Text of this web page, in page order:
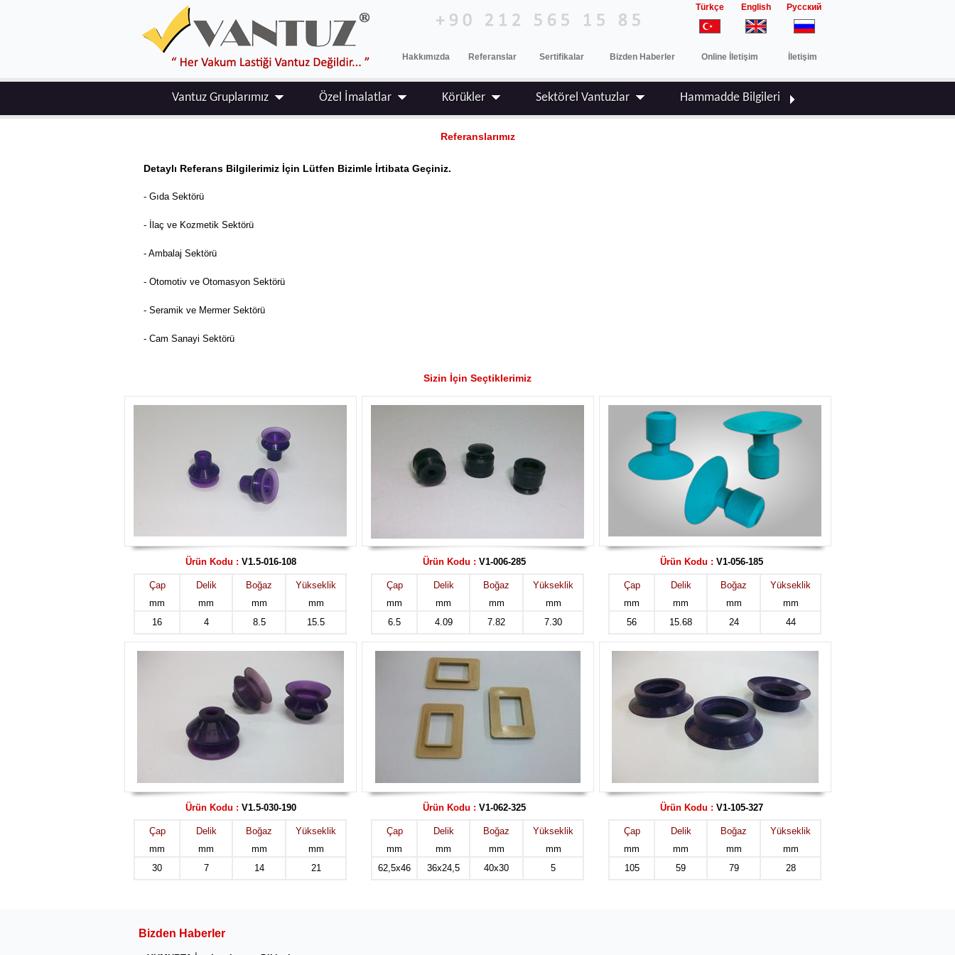
Türkçe English Русский
Hakkımızda Referanslar Sertifikalar Bizden Haberler Online İletişim İletişim
Vantuz Gruplarımız Özel İmalatlar Körükler Sektörel Vantuzlar Hammadde Bilgileri
Referanslarımız
Detaylı Referans Bilgilerimiz İçin Lütfen Bizimle İrtibata Geçiniz.
- Gıda Sektörü
- İlaç ve Kozmetik Sektörü
- Ambalaj Sektörü
- Otomotiv ve Otomasyon Sektörü
- Seramik ve Mermer Sektörü
- Cam Sanayi Sektörü
Sizin İçin Seçtiklerimiz
Ürün Kodu : V1.5-016-108
Çap
mm
Delik
mm
Boğaz
mm
Yükseklik
mm
16
4 8.5 15.5
Ürün Kodu : V1-006-285
Çap
mm
Delik
mm
Boğaz
mm
Yükseklik
mm
6.5
4.09 7.82 7.30
Ürün Kodu : V1-056-185
Çap
mm
Delik
mm
Boğaz
mm
Yükseklik
mm
56
15.68 24 44
Ürün Kodu : V1.5-030-190
Çap
mm
Delik
mm
Boğaz
mm
Yükseklik
mm
30
7 14 21
Ürün Kodu : V1-062-325
Çap
mm
Delik
mm
Boğaz
mm
Yükseklik
mm
62,5x46
36x24,5 40x30 5
Ürün Kodu : V1-105-327
Çap
mm
Delik
mm
Boğaz
mm
Yükseklik
mm
105
59 79 28
Bizden Haberler